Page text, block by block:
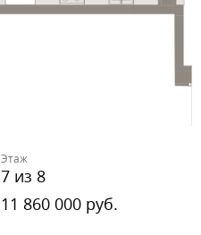
Этаж
7 из 8
11 860 000 руб.